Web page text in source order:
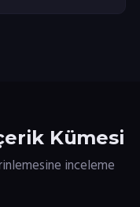
Kümesi
inceleme